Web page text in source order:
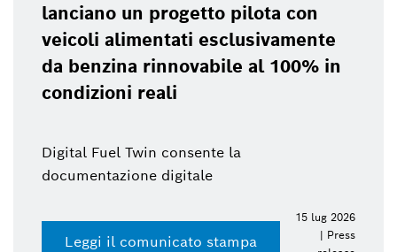
lanciano un progetto pilota con
veicoli alimentati esclusivamente
da benzina rinnovabile al 100% in
condizioni reali
Digital Fuel Twin consente la
documentazione digitale
Leggi il comunicato stampa
15 lug 2026
| Press